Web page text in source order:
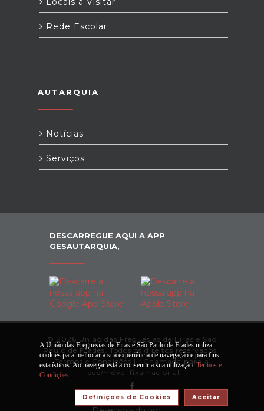
Rede Escolar
AUTARQUIA
Notícias
Serviços
DESCARREGUE AQUI A APP
GESAUTARQUIA,
© 2026 União das Freguesias de Eiras e São
Paulo de Frades. Todos os direitos reservados |
Termos e Condições | * Chamada para a
rede/móvel fixa nacional
A União das Freguesias de Eiras e São Paulo de Frades utiliza
cookies para melhorar a sua experiência de navegação e para fins
estatísticos. Ao navegar está a consentir a sua utilização.Termos e
Condições
Aceitar
Definiçoes de Cookies